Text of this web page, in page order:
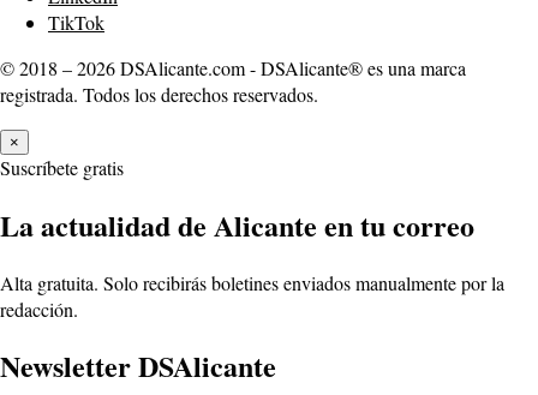
TikTok
© 2018 – 2026 DSAlicante.com - DSAlicante® es una marca
registrada. Todos los derechos reservados.
×
Suscríbete gratis
La actualidad de Alicante en tu correo
Alta gratuita. Solo recibirás boletines enviados manualmente por la
redacción.
Newsletter DSAlicante